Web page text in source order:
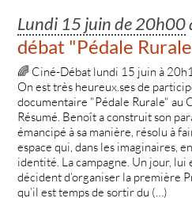
Lundi 15 juin de 20h00
débat "Pédale
🌈 Ciné-Débat lundi 15 juin à
On est très heureux.ses de
documentaire "Pédale Rurale" au
Résumé. Benoît a construit son
émancipé à sa manière, résolu à
espace qui, dans les imaginaires,
identité. La campagne. Un jour, lui
décident d’organiser la première
qu’il est temps de sortir du (…)